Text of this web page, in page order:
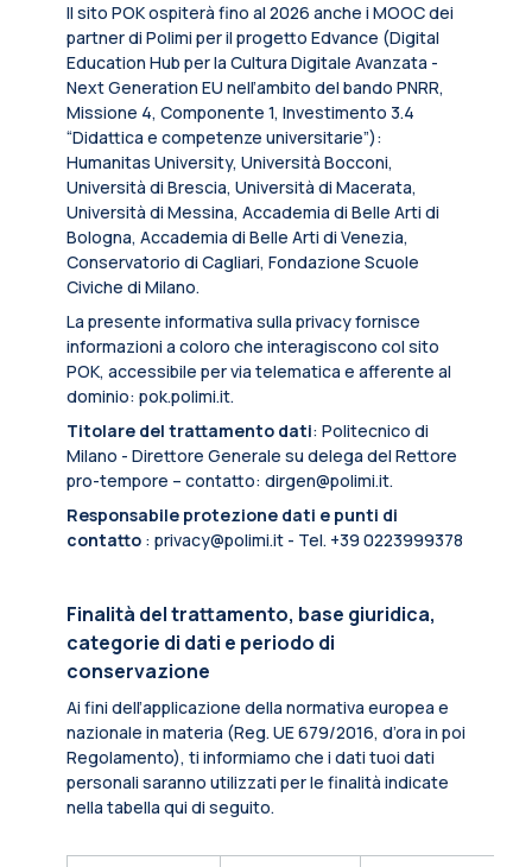
Il sito POK ospiterà fino al 2026 anche i MOOC dei
partner di Polimi per il progetto Edvance (Digital
Education Hub per la Cultura Digitale Avanzata -
Next Generation EU nell’ambito del bando PNRR,
Missione 4, Componente 1, Investimento 3.4
“Didattica e competenze universitarie”):
Humanitas University, Università Bocconi,
Università di Brescia, Università di Macerata,
Università di Messina, Accademia di Belle Arti di
Bologna, Accademia di Belle Arti di Venezia,
Conservatorio di Cagliari, Fondazione Scuole
Civiche di Milano.
La presente informativa sulla privacy fornisce
informazioni a coloro che interagiscono col sito
POK, accessibile per via telematica e afferente al
dominio: pok.polimi.it.
Titolare del trattamento dati: Politecnico di
Milano - Direttore Generale su delega del Rettore
pro-tempore – contatto: dirgen@polimi.it.
Responsabile protezione dati e punti di
contatto : privacy@polimi.it - Tel. +39 0223999378
Finalità del trattamento, base giuridica,
categorie di dati e periodo di
conservazione
Ai fini dell’applicazione della normativa europea e
nazionale in materia (Reg. UE 679/2016, d’ora in poi
Regolamento), ti informiamo che i dati tuoi dati
personali saranno utilizzati per le finalità indicate
nella tabella qui di seguito.